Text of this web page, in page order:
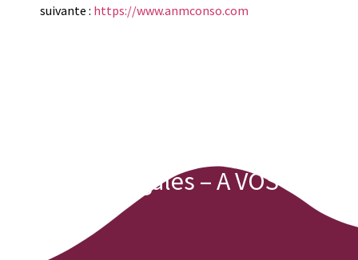
suivante : https://www.anmconso.com
Mentions Légales – A VOS